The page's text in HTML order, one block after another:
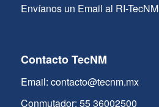
Envíanos un Email al RI-TecNM
Contacto TecNM
Email: contacto@tecnm.mx
Conmutador: 55 36002500